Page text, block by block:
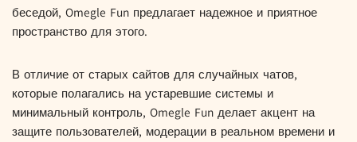
беседой, Omegle Fun предлагает надежное и приятное
пространство для этого.
В отличие от старых сайтов для случайных чатов,
которые полагались на устаревшие системы и
минимальный контроль, Omegle Fun делает акцент на
защите пользователей, модерации в реальном времени и